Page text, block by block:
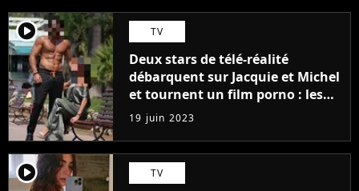
player2 TV
Deux stars de télé-réalité
débarquent sur Jacquie et Michel
et tournent un film porno : les
premières images du tournage
(exclu)
19 juin 2023
player2 TV